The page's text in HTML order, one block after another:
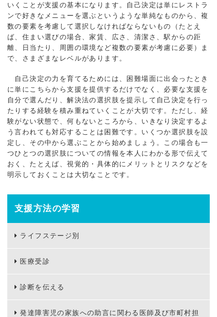
いくことが支援の基本になります。自己決定は単にレストラ
ンで好きなメニューを選ぶというような単純なものから、複
数の要素を考慮して選択しなければならないもの（たとえ
ば、住まい選びの場合、家賃、広さ、清潔さ、駅からの距
離、日当たり、周囲の環境など複数の要素が考慮に必要）ま
で、さまざまなレベルがあります。
自己決定の力を育てるためには、困難場面に出会ったとき
に単にこちらから支援を提供するだけでなく、必要な支援を
自分で選んだり、解決法の選択肢を提示して自己決定を行っ
たりする経験を積み重ねていくことが大切です。ただし、経
験がない状態で、何もないところから、いきなり決定するよ
う言われても対応することは困難です。いくつか選択肢を設
定し、その中から選ぶことから始めましょう。この場合も一
つひとつの選択肢についての情報を本人にわかる形で伝えて
おく、たとえば、視覚的・具体的にメリットとリスクなどを
明示しておくことは大切なことです。
支援方法の学習
ライフステージ別
医療受診
診断を伝える
発達障害児の家族への助言に関わる医師及び市町村担